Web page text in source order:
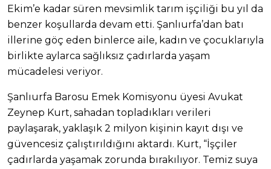
Ekim’e kadar süren mevsimlik tarım işçiliği bu yıl da
benzer koşullarda devam etti. Şanlıurfa’dan batı
illerine göç eden binlerce aile, kadın ve çocuklarıyla
birlikte aylarca sağlıksız çadırlarda yaşam
mücadelesi veriyor.
Şanlıurfa Barosu Emek Komisyonu üyesi Avukat
Zeynep Kurt, sahadan topladıkları verileri
paylaşarak, yaklaşık 2 milyon kişinin kayıt dışı ve
güvencesiz çalıştırıldığını aktardı. Kurt, “İşçiler
çadırlarda yaşamak zorunda bırakılıyor. Temiz suya